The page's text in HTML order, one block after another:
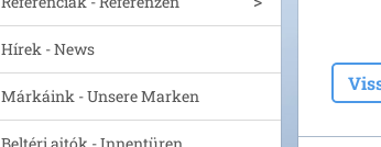
Hírek - News
Márkáink - Unsere Marken